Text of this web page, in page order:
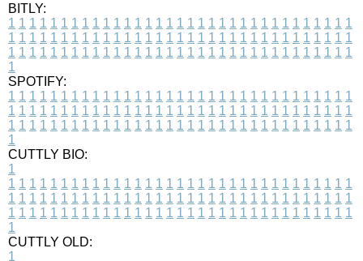
BITLY:
1 1 1 1 1 1 1 1 1 1 1 1 1 1 1 1 1 1 1 1 1 1 1 1 1 1 1 1 1 1 1 1 1
1 1 1 1 1 1 1 1 1 1 1 1 1 1 1 1 1 1 1 1 1 1 1 1 1 1 1 1 1 1 1 1 1
1 1 1 1 1 1 1 1 1 1 1 1 1 1 1 1 1 1 1 1 1 1 1 1 1 1 1 1 1 1 1 1 1
1
SPOTIFY:
1 1 1 1 1 1 1 1 1 1 1 1 1 1 1 1 1 1 1 1 1 1 1 1 1 1 1 1 1 1 1 1 1
1 1 1 1 1 1 1 1 1 1 1 1 1 1 1 1 1 1 1 1 1 1 1 1 1 1 1 1 1 1 1 1 1
1 1 1 1 1 1 1 1 1 1 1 1 1 1 1 1 1 1 1 1 1 1 1 1 1 1 1 1 1 1 1 1 1
1
CUTTLY BIO:
1
1 1 1 1 1 1 1 1 1 1 1 1 1 1 1 1 1 1 1 1 1 1 1 1 1 1 1 1 1 1 1 1 1
1 1 1 1 1 1 1 1 1 1 1 1 1 1 1 1 1 1 1 1 1 1 1 1 1 1 1 1 1 1 1 1 1
1 1 1 1 1 1 1 1 1 1 1 1 1 1 1 1 1 1 1 1 1 1 1 1 1 1 1 1 1 1 1 1 1
1
CUTTLY OLD:
1